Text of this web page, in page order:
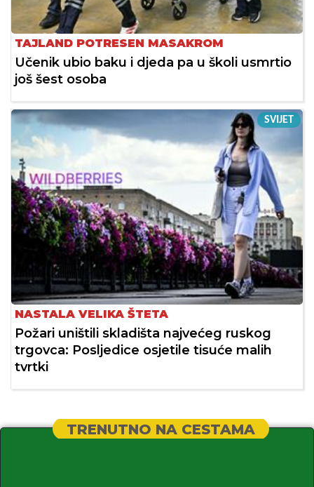
TAJLAND POTRESEN MASAKROM
Učenik ubio baku i djeda pa u školi usmrtio
još šest osoba
SVIJET
NASTALA VELIKA ŠTETA
Požari uništili skladišta najvećeg ruskog
trgovca: Posljedice osjetile tisuće malih
tvrtki
TRENUTNO NA CESTAMA